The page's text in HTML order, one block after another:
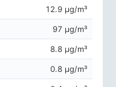
12.9 μg/m³
97 μg/m³
8.8 μg/m³
0.8 μg/m³